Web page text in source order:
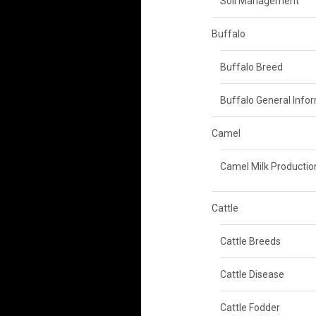
Buffalo
Buffalo Breed
Buffalo General
Camel
Camel Milk
Cattle
Cattle Breeds
Cattle Disease
Cattle Fodder